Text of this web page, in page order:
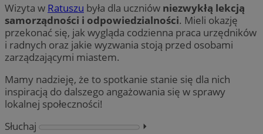
Wizyta w Ratuszu była dla uczniów niezwykłą lekcją
samorządności i odpowiedzialności. Mieli okazję
przekonać się, jak wygląda codzienna praca urzędników
i radnych oraz jakie wyzwania stoją przed osobami
zarządzającymi miastem.
Mamy nadzieję, że to spotkanie stanie się dla nich
inspiracją do dalszego angażowania się w sprawy
lokalnej społeczności!
Słuchaj
⏵︎